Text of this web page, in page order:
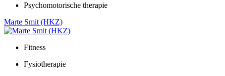
Psychomotorische therapie
Marte Smit (HKZ)
Fitness
Fysiotherapie